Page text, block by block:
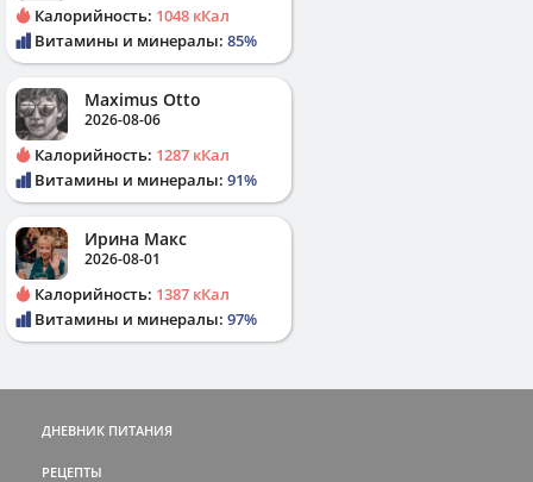
Калорийность: 1048 кКал
Витамины и минералы: 85%
Maximus Otto
2026-08-06
Калорийность: 1287 кКал
Витамины и минералы: 91%
Ирина Макс
2026-08-01
Калорийность: 1387 кКал
Витамины и минералы: 97%
ДНЕВНИК ПИТАНИЯ
РЕЦЕПТЫ